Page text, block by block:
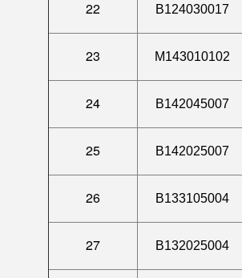
22 B124030017
23 M143010102
24 B142045007
25 B142025007
26 B133105004
27 B132025004